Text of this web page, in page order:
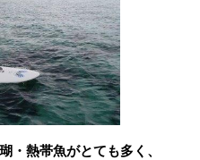
・熱帯魚がとても多く、